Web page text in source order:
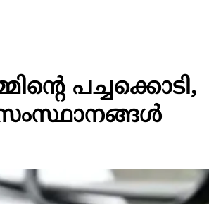
പച്ചക്കൊടി,